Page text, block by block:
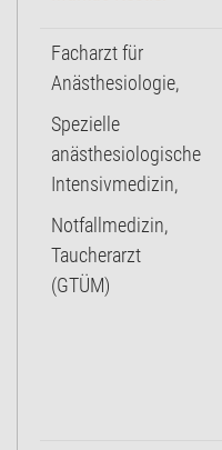
Facharzt für
Anästhesiologie,
Spezielle
anästhesiologische
Intensivmedizin,
Notfallmedizin,
Taucherarzt
(GTÜM)